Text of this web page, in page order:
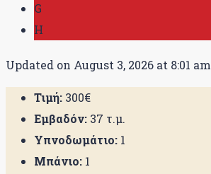
G
H
Updated on August 3, 2026 at 8:01 am
Τιμή: 300€
Εμβαδόν: 37 τ.μ.
Υπνοδωμάτιο: 1
Μπάνιο: 1